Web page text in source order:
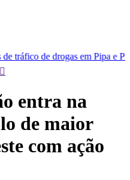
Pipa e Praia do Madeiro
entra na
de maior
com ação